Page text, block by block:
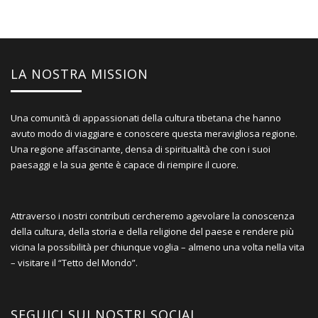
LA NOSTRA MISSION
Una comunità di appassionati della cultura tibetana che hanno
avuto modo di viaggiare e conoscere questa meravigliosa regione.
Una regione affascinante, densa di spiritualità che con i suoi
paesaggi e la sua gente è capace di riempire il cuore.
Attraverso i nostri contributi cercheremo agevolare la conoscenza
della cultura, della storia e della religione del paese e rendere più
vicina la possibilità per chiunque voglia – almeno una volta nella vita
– visitare il “Tetto del Mondo”.
SEGUICI SUI NOSTRI SOCIAL